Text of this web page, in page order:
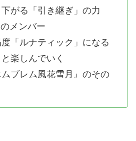
がる「引き継ぎ」の力
メンバー
「ルナティック」になる
楽しんでいく
ムブレム風花雪月』のその